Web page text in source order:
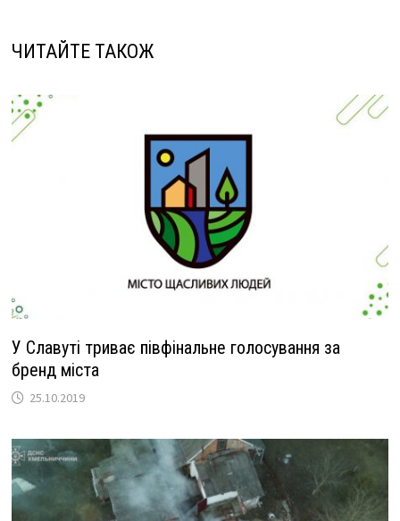
o
k
a
y
k
ЧИТАЙТЕ ТАКОЖ
У Славуті триває півфінальне голосування за
бренд міста
25.10.2019